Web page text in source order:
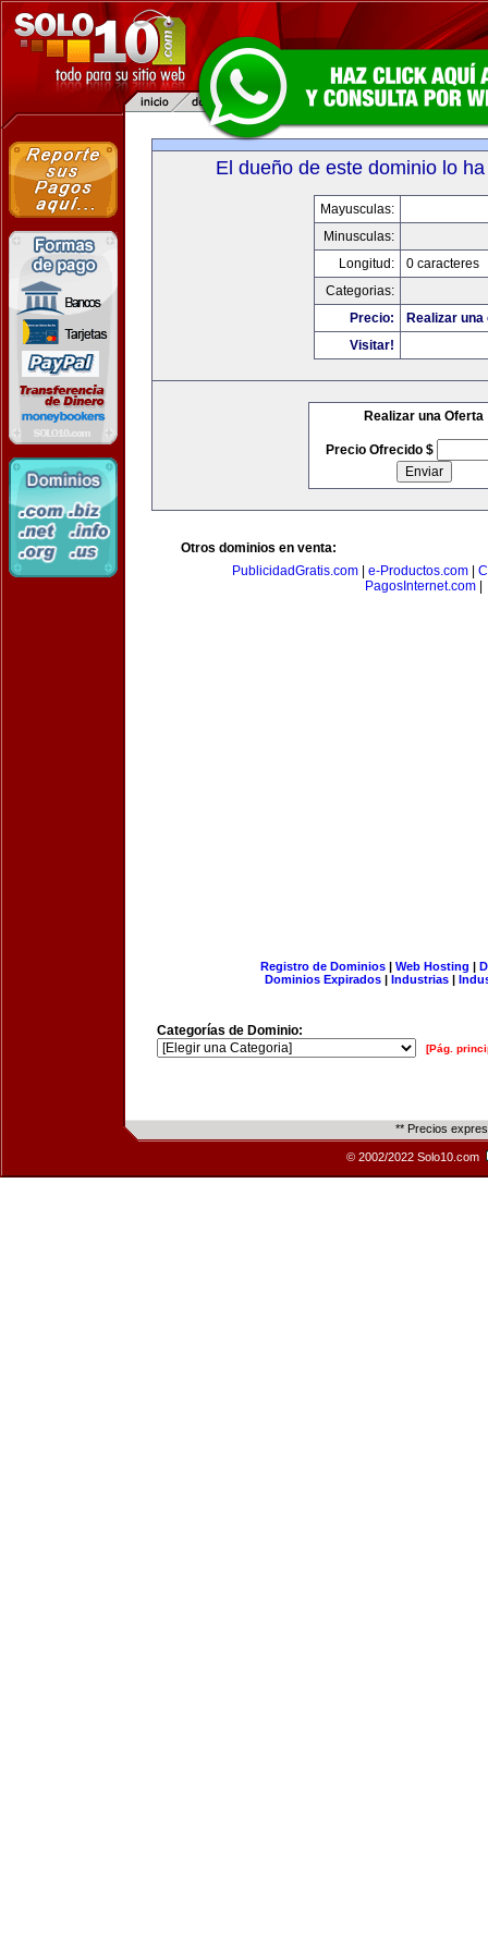
El dueño de este dominio lo
Mayusculas:
Minusculas:
Longitud:
0 caracteres
Categorias:
Precio:
Realizar
Visitar!
Realizar una Oferta
Precio Ofrecido $
Otros dominios en venta:
PublicidadGratis.com
e-Productos.com
PagosInternet.com
Registro de Dominios| Web Hosting |
Dominios Expirados | Industrias |
Categorías de Dominio:
[Pág.
** Precios
© 2002/2022 Solo10.com